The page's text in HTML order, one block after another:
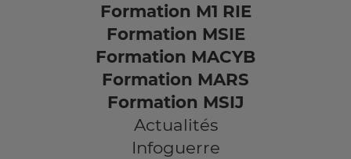
Formation M1 RIE
Formation MSIE
Formation MACYB
Formation MARS
Formation MSIJ
Actualités
Infoguerre